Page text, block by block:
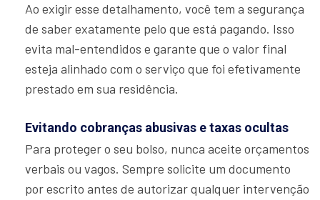
Ao exigir esse detalhamento, você tem a segurança
de saber exatamente pelo que está pagando. Isso
evita mal-entendidos e garante que o valor final
esteja alinhado com o serviço que foi efetivamente
prestado em sua residência.
Evitando cobranças abusivas e taxas ocultas
Para proteger o seu bolso, nunca aceite orçamentos
verbais ou vagos. Sempre solicite um documento
por escrito antes de autorizar qualquer intervenção